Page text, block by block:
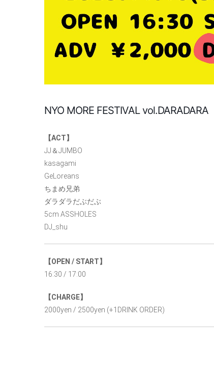
NYO MORE FESTIVAL vol.DARADARA
【ACT】
JJ＆JUMBO
kasagami
GeLoreans
ちまめ兄弟
ダラダラだぶだぶ
5cm ASSHOLES
DJ_shu
【OPEN / START】
16:30 / 17:00
【CHARGE】
2000yen / 2500yen (+1DRINK ORDER)